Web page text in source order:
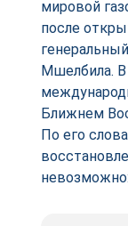
мировой
после
Мшелбила.
Ближнем
По его
невозможно: